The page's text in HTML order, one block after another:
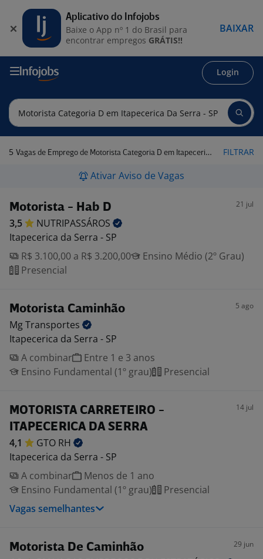
Login
5 Vagas de Emprego de Motorista Categoria D em Itapecerica da Serra - SP FILTRAR
Ativar Aviso de Vagas
Motorista - Hab D 21 jul
3,5
NUTRIPASSÁROS
Itapecerica da Serra - SP
R$ 3.100,00 a R$ 3.200,00
Ensino Médio (2º Grau)
Presencial
Motorista Caminhão 5 ago
MgTransportes
Itapecerica da Serra - SP
A combinar
Entre 1 e 3 anos
Ensino Fundamental (1º grau)
Presencial
MOTORISTA CARRETEIRO -
ITAPECERICA DA SERRA
14 jul
4,1 GTO RH
Itapecerica da Serra - SP
A combinar
Menos de 1 ano
Ensino Fundamental (1º grau)
Presencial
Vagas semelhantes
Motorista De Caminhão 29 jun
Aplicativo do Infojobs
Baixe o App nº 1 do Brasil para
encontrar empregos GRÁTIS!!
BAIXAR